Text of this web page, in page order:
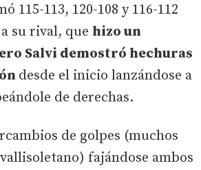
115-113, 120-108 y 116-112
su rival, que hizo un
Salvi demostró hechuras
desde el inicio lanzándose a
de derechas.
de golpes (muchos
fajándose ambos